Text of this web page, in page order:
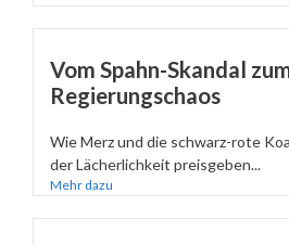
Vom Spahn-Skandal
Regierungschaos
Wie Merz und die schwarz-rote
der Lächerlichkeit preisgeben...
Mehr dazu